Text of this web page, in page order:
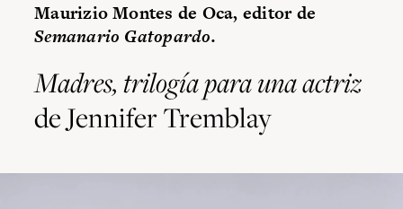
Maurizio Montes de Oca, editor de
Semanario Gatopardo.
Madres, trilogía para una actriz
de Jennifer Tremblay